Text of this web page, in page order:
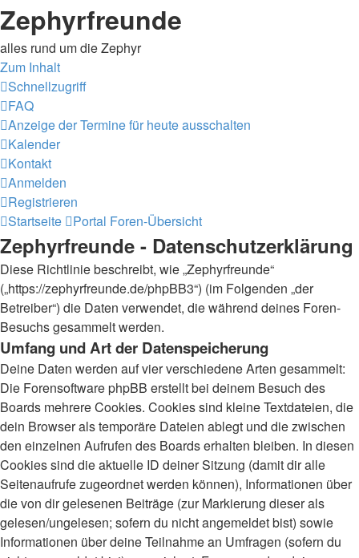
Zephyrfreunde
alles rund um die Zephyr
Zum Inhalt
Schnellzugriff
FAQ
Anzeige der Termine für heute ausschalten
Kalender
Kontakt
Anmelden
Registrieren
Startseite
Portal Foren-Übersicht
Zephyrfreunde - Datenschutzerklärung
Diese Richtlinie beschreibt, wie „Zephyrfreunde“
(„https://zephyrfreunde.de/phpBB3“) (im Folgenden „der
Betreiber“) die Daten verwendet, die während deines Foren-
Besuchs gesammelt werden.
Umfang und Art der Datenspeicherung
Deine Daten werden auf vier verschiedene Arten gesammelt:
Die Forensoftware phpBB erstellt bei deinem Besuch des
Boards mehrere Cookies. Cookies sind kleine Textdateien, die
dein Browser als temporäre Dateien ablegt und die zwischen
den einzelnen Aufrufen des Boards erhalten bleiben. In diesen
Cookies sind die aktuelle ID deiner Sitzung (damit dir alle
Seitenaufrufe zugeordnet werden können), Informationen über
die von dir gelesenen Beiträge (zur Markierung dieser als
gelesen/ungelesen; sofern du nicht angemeldet bist) sowie
Informationen über deine Teilnahme an Umfragen (sofern du